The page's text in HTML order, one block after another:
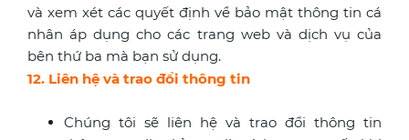
và xem xét các quyết định về bảo mật thông tin cá
nhân áp dụng cho các trang web và dịch vụ của
bên thứ ba mà bạn sử dụng.
12. Liên hệ và trao đổi thông tin
Chúng tôi sẽ liên hệ và trao đổi thông tin